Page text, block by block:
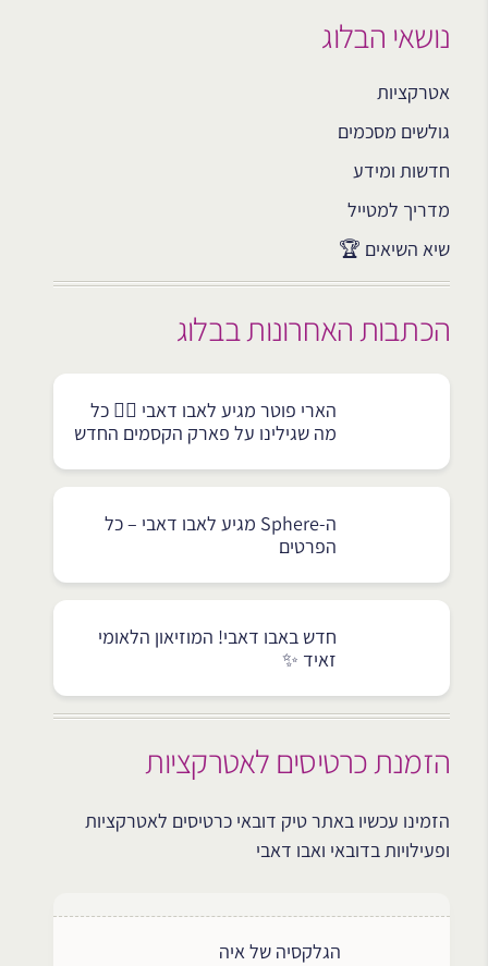
נושאי הבלוג
אטרקציות
גולשים מסכמים
חדשות ומידע
מדריך למטייל
שיא השיאים 🏆
הכתבות האחרונות בבלוג
הארי פוטר מגיע לאבו דאבי 🧙‍♂️ כל
מה שגילינו על פארק הקסמים החדש
ה-Sphere מגיע לאבו דאבי – כל
הפרטים
חדש באבו דאבי! המוזיאון הלאומי
זאיד ✨
הזמנת כרטיסים לאטרקציות
הזמינו עכשיו באתר טיק דובאי כרטיסים לאטרקציות
ופעילויות בדובאי ואבו דאבי
הגלקסיה של איה